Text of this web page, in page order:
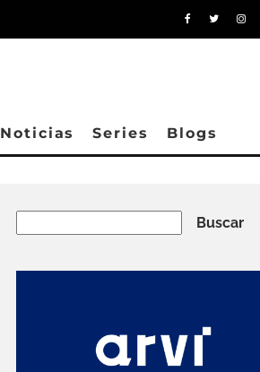
Noticias Series Blogs
Buscar